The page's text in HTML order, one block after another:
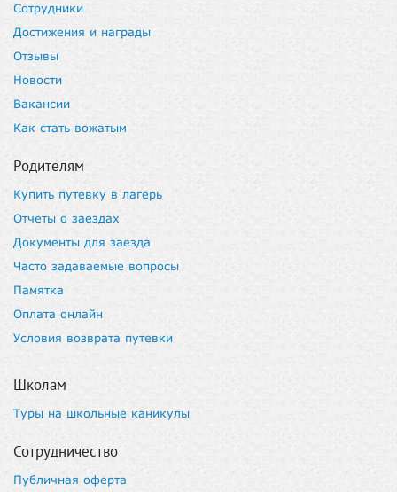
Сотрудники
Достижения и награды
Отзывы
Новости
Вакансии
Как стать вожатым
Родителям
Купить путевку в лагерь
Отчеты о заездах
Документы для заезда
Часто задаваемые вопросы
Памятка
Оплата онлайн
Условия возврата путевки
Школам
Туры на школьные каникулы
Сотрудничество
Публичная оферта